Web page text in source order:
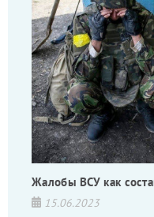
Жалобы ВСУ как
15.06.2023